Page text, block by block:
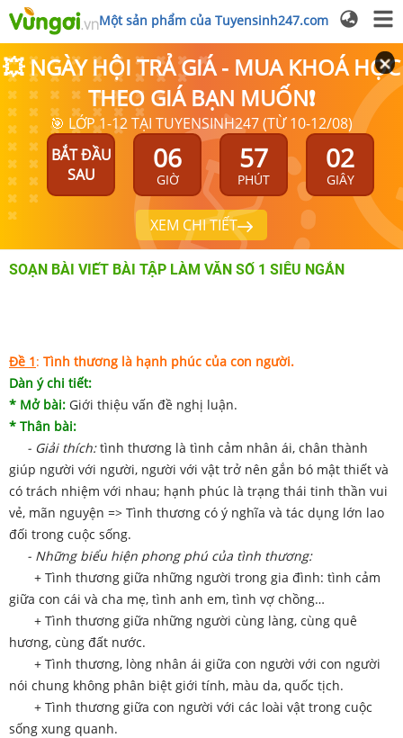
Một sản phẩm của Tuyensinh247.com
💥 NGÀY HỘI TRẢ GIÁ - MUA KHOÁ HỌC
THEO GIÁ BẠN MUỐN❗
🎯 LỚP 1-12 TẠI TUYENSINH247 (TỪ 10-12/08)
BẮT ĐẦU
SAU
06
GIỜ
57
PHÚT
02
GIÂY
XEM CHI TIẾT
SOẠN BÀI VIẾT BÀI TẬP LÀM VĂN SỐ 1 SIÊU NGẮN
Đề 1: Tình thương là hạnh phúc của con người.
Dàn ý chi tiết:
* Mở bài: Giới thiệu vấn đề nghị luận.
* Thân bài:
- Giải thích:tình thương là tình cảm nhân ái, chân thành
giúp người với người, người với vật trở nên gắn bó mật thiết và
có trách nhiệm với nhau; hạnh phúc là trạng thái tinh thần vui
vẻ, mãn nguyện => Tình thương có ý nghĩa và tác dụng lớn lao
đối trong cuộc sống.
- Những biểu hiện phong phú của tình thương:
+ Tình thương giữa những người trong gia đình: tình cảm
giữa con cái và cha mẹ, tình anh em, tình vợ chồng…
+ Tình thương giữa những người cùng làng, cùng quê
hương, cùng đất nước.
+ Tình thương, lòng nhân ái giữa con người với con người
nói chung không phân biệt giới tính, màu da, quốc tịch.
+ Tình thương giữa con người với các loài vật trong cuộc
sống xung quanh.